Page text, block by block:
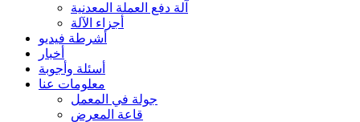
آلة دفع العملة المعدنية
أجزاء الآلة
أشرطة فيديو
أخبار
أسئلة وأجوبة
معلومات عنا
جولة في المعمل
قاعة المعرض